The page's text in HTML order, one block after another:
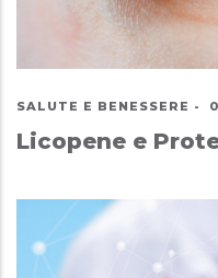
SALUTE E BENESSERE -
Licopene e